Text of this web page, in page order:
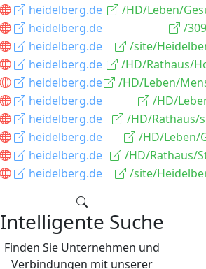
heidelberg.de /HD/Leben/
heidelberg.de /
heidelberg.de /site/
heidelberg.de /HD/Rathaus/
heidelberg.de /HD/Leben/
heidelberg.de /HD/
heidelberg.de /HD/Rathaus/
heidelberg.de /HD/Leben/
heidelberg.de /HD/Rathaus/
heidelberg.de /site/
Intelligente Suche
Finden Sie Unternehmen und
Verbindungen mit unserer